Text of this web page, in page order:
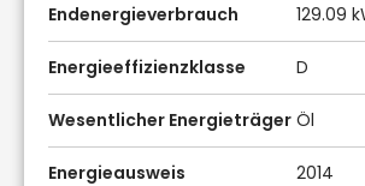
Endenergieverbrauch 129.09
Energieeffizienzklasse D
Wesentlicher Energieträger Öl
Energieausweis 2014